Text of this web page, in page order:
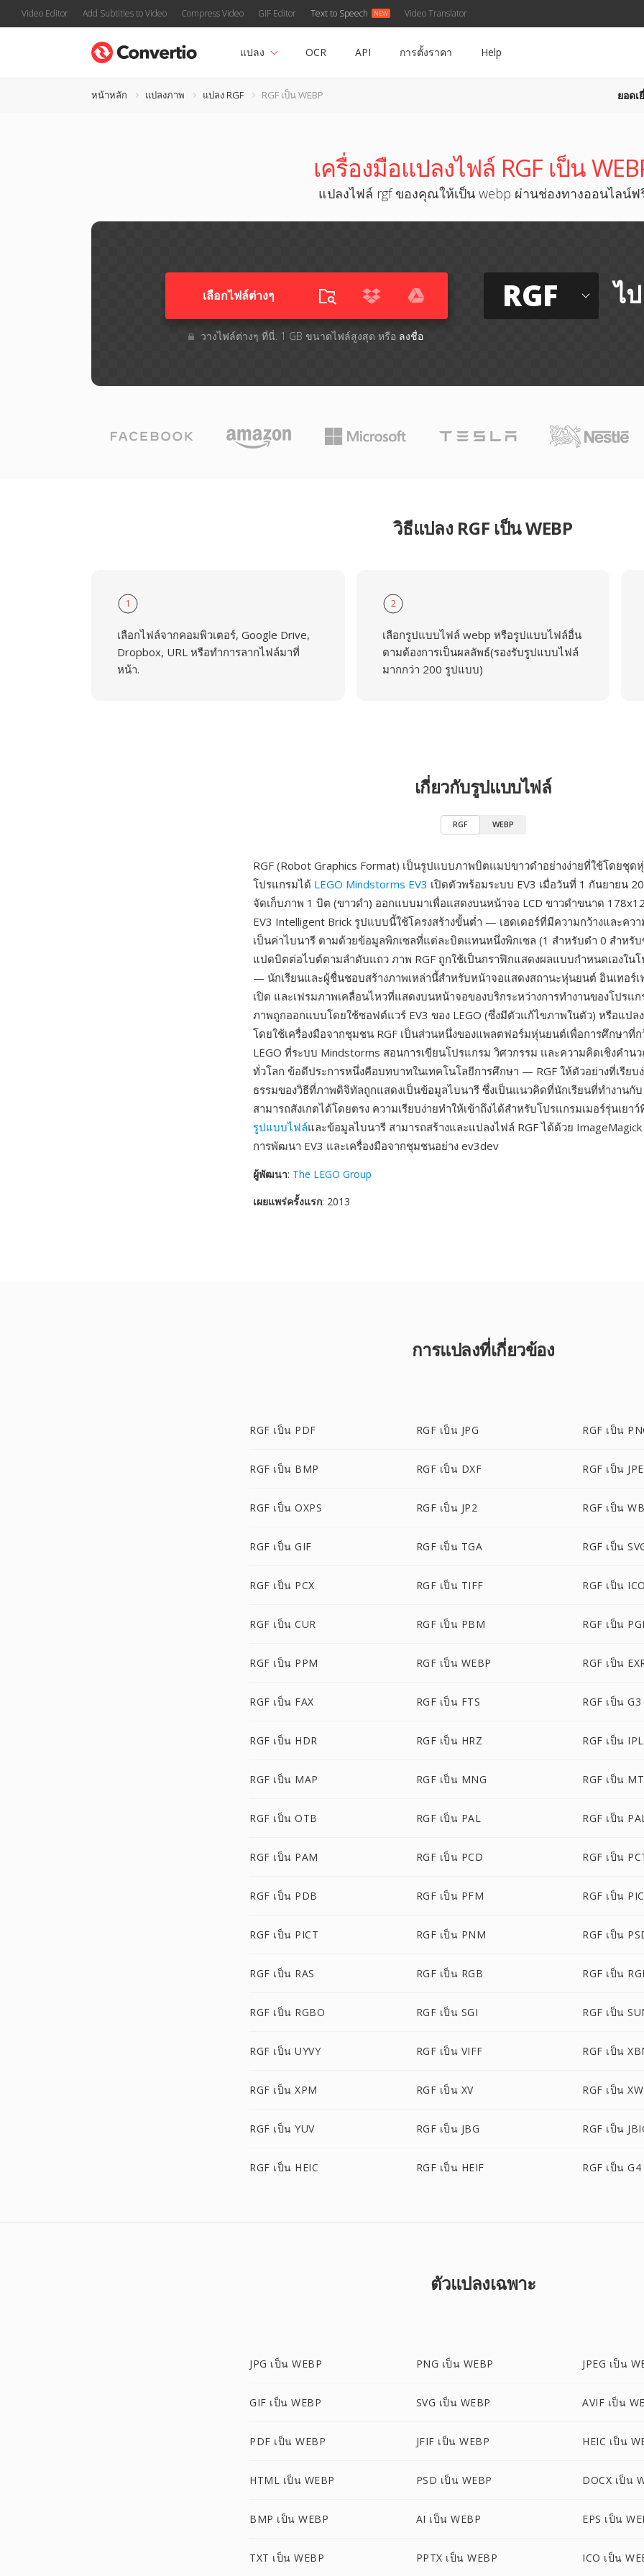
Video Editor Add Subtitles to Video Compress Video GIF Editor Text to Speech Video Translator
แปลง OCR API การตั้งราคา Help
หน้าหลัก แปลงภาพ แปลง RGF RGF เป็น WEBP ยอดเ
เครื่องมือแปลงไฟล์ RGF เป็น
แปลงไฟล์ rgf ของคุณให้เป็น webp ผ่านช่องทางออนไลน์ฟ
เลือกไฟล์ต่างๆ​
วางไฟล์ต่างๆ​ ที่นี่. 1 GB ขนาดไฟล์สูงสุด หรือ ลงชื่อ
RGF ไ
วิธีแปลง RGF เป็น WEBP
1
เลือกไฟล์จากคอมพิวเตอร์, Google Drive,
Dropbox, URL หรือทำการลากไฟล์มาที่
หน้า.
2
เลือกรูปแบบไฟล์ webp หรือรูปแบบไฟล์อื่น
ตามต้องการเป็นผลลัพธ์(รองรับรูปแบบไฟล์
มากกว่า 200 รูปแบบ)
เกี่ยวกับรูปแบบไฟล์
RGF WEBP
RGF (Robot Graphics Format) เป็นรูปแบบภาพบิตแมปขาวดำอย่างง่ายที่ใช้โดยชุด
โปรแกรมได้ LEGO Mindstorms EV3 เปิดตัวพร้อมระบบ EV3 เมื่อวันที่ 1 กันยายน
จัดเก็บภาพ 1 บิต (ขาวดำ) ออกแบบมาเพื่อแสดงบนหน้าจอ LCD ขาวดำขนาด
EV3 Intelligent Brick รูปแบบนี้ใช้โครงสร้างขั้นต่ำ — เฮดเดอร์ที่มีความกว้างและคว
เป็นค่าไบนารี ตามด้วยข้อมูลพิกเซลที่แต่ละบิตแทนหนึ่งพิกเซล (1 สำหรับดำ 0 สำหรับ
แปดบิตต่อไบต์ตามลำดับแถว ภาพ RGF ถูกใช้เป็นกราฟิกแสดงผลแบบกำหนดเองในโ
— นักเรียนและผู้ชื่นชอบสร้างภาพเหล่านี้สำหรับหน้าจอแสดงสถานะหุ่นยนต์ อินเทอร์
เปิด และเฟรมภาพเคลื่อนไหวที่แสดงบนหน้าจอของบริกระหว่างการทำงานของโปรแ
ภาพถูกออกแบบโดยใช้ซอฟต์แวร์ EV3 ของ LEGO (ซึ่งมีตัวแก้ไขภาพในตัว) หรือแปล
โดยใช้เครื่องมือจากชุมชน RGF เป็นส่วนหนึ่งของแพลตฟอร์มหุ่นยนต์เพื่อการศึกษาที่ก
LEGO ที่ระบบ Mindstorms สอนการเขียนโปรแกรม วิศวกรรม และความคิดเชิงคำน
ทั่วโลก ข้อดีประการหนึ่งคือบทบาทในเทคโนโลยีการศึกษา — RGF ให้ตัวอย่างที่เรียบ
ธรรมของวิธีที่ภาพดิจิทัลถูกแสดงเป็นข้อมูลไบนารี ซึ่งเป็นแนวคิดที่นักเรียนที่ทำงานกั
สามารถสังเกตได้โดยตรง ความเรียบง่ายทำให้เข้าถึงได้สำหรับโปรแกรมเมอร์รุ่นเยาว์
รูปแบบไฟล์และข้อมูลไบนารี สามารถสร้างและแปลงไฟล์ RGF ได้ด้วย
การพัฒนา EV3 และเครื่องมือจากชุมชนอย่าง ev3dev
ผู้พัฒนา: The LEGO Group
เผยแพร่ครั้งแรก: 2013
การแปลงที่เกี่ยวข้อง
RGF เป็น PDF RGF เป็น JPG RGF เป็น
RGF เป็น BMP RGF เป็น DXF RGF เป็น
RGF เป็น OXPS RGF เป็น JP2 RGF เป็น
RGF เป็น GIF RGF เป็น TGA RGF เป็น
RGF เป็น PCX RGF เป็น TIFF RGF เป็น ICO
RGF เป็น CUR RGF เป็น PBM RGF เป็น
RGF เป็น PPM RGF เป็น WEBP RGF เป็น
RGF เป็น FAX RGF เป็น FTS RGF เป็น G3
RGF เป็น HDR RGF เป็น HRZ RGF เป็น IPL
RGF เป็น MAP RGF เป็น MNG RGF เป็น
RGF เป็น OTB RGF เป็น PAL RGF เป็น
RGF เป็น PAM RGF เป็น PCD RGF เป็น
RGF เป็น PDB RGF เป็น PFM RGF เป็น
RGF เป็น PICT RGF เป็น PNM RGF เป็น
RGF เป็น RAS RGF เป็น RGB RGF เป็น
RGF เป็น RGBO RGF เป็น SGI RGF เป็น
RGF เป็น UYVY RGF เป็น VIFF RGF เป็น
RGF เป็น XPM RGF เป็น XV RGF เป็น
RGF เป็น YUV RGF เป็น JBG RGF เป็น
RGF เป็น HEIC RGF เป็น HEIF RGF เป็น G4
ตัวแปลงเฉพาะ
JPG เป็น WEBP PNG เป็น WEBP JPEG เป็น
GIF เป็น WEBP SVG เป็น WEBP AVIF เป็น
PDF เป็น WEBP JFIF เป็น WEBP HEIC เป็น
HTML เป็น WEBP PSD เป็น WEBP DOCX เป็น
BMP เป็น WEBP AI เป็น WEBP EPS เป็น
TXT เป็น WEBP PPTX เป็น WEBP ICO เป็น